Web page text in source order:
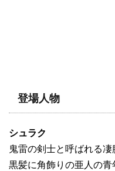
登場人物
シュラク
鬼雷の剣士と呼ばれる凄
黒髪に角飾りの亜人の青